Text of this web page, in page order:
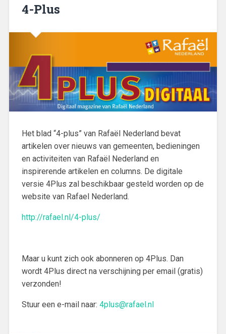
4-Plus
Het blad “4-plus” van Rafaël Nederland bevat
artikelen over nieuws van gemeenten, bedieningen
en activiteiten van Rafaël Nederland en
inspirerende artikelen en columns. De digitale
versie 4Plus zal beschikbaar gesteld worden op de
website van Rafael Nederland.
http://rafael.nl/4-plus/
Maar u kunt zich ook abonneren op 4Plus. Dan
wordt 4Plus direct na ver­schijning per email (gratis)
verzonden!
Stuur een e-mail naar: 4plus@rafael.nl